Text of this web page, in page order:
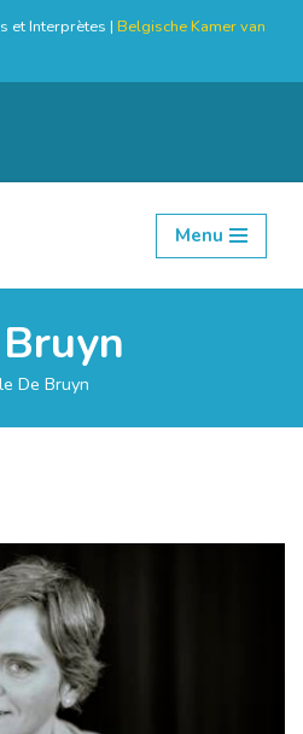
et Interprètes | Belgische Kamer van
Menu
De Bruyn